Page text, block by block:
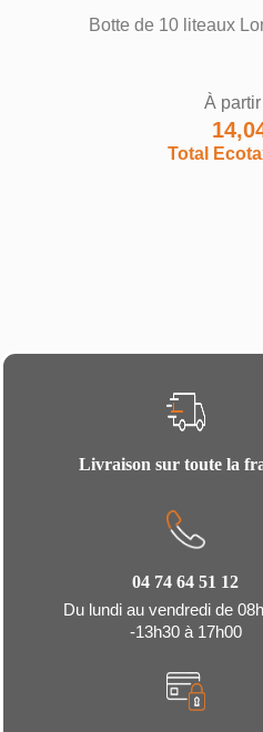
Botte de 10 liteaux
À
Total
Livraison sur toute la
04 74 64 51 12
Du lundi au vendredi de
-13h30 à 17h00